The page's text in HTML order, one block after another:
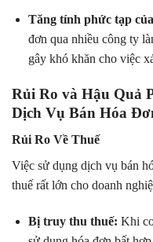
Tăng tính phức tạp
đơn qua nhiều công ty
gây khó khăn cho việc
Rủi Ro và Hậu Quả
Dịch Vụ Bán Hóa
Rủi Ro Về Thuế
Việc sử dụng dịch vụ bán
thuế rất lớn cho doanh
Bị truy thu thuế: Khi